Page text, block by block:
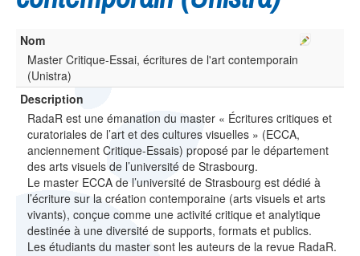
?
Nom
Master Critique-Essai, écritures de l'art contemporain
(Unistra)
Description
RadaR est une émanation du master « Écritures critiques et
curatoriales de l’art et des cultures visuelles » (ECCA,
anciennement Critique-Essais) proposé par le département
des arts visuels de l’université de Strasbourg.
Le master ECCA de l’université de Strasbourg est dédié à
l’écriture sur la création contemporaine (arts visuels et arts
vivants), conçue comme une activité critique et analytique
destinée à une diversité de supports, formats et publics.
Les étudiants du master sont les auteurs de la revue RadaR.